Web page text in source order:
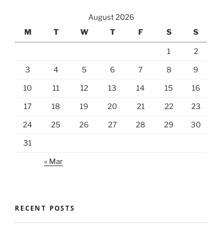
August 2026
M
T W T F S S
1 2
3 4 5 6 7 8 9
10 11 12 13 14 15 16
17 18 19 20 21 22 23
24 25 26 27 28 29 30
31
« Mar
RECENT POSTS